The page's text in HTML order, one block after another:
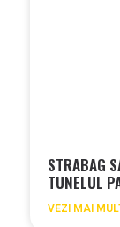
STRABAG
TUNELUL
VEZI MAI